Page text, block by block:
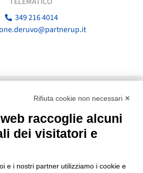
349 216 4014
Rifiuta cookie non necessari ✕
raccoglie alcuni
dei visitatori e
e i nostri partner utilizziamo i cookie e